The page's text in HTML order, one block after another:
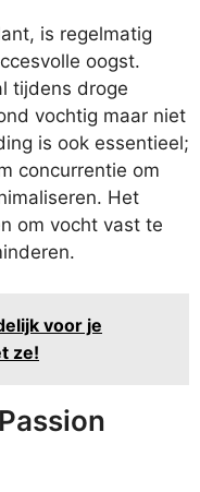
is regelmatig
oogst.
tijdens droge
vochtig maar niet
is ook essentieel;
concurrentie om
Het
om vocht vast te
voor je
ze!